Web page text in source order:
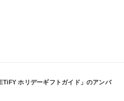
ホリデーギフトガイド」のアンバ